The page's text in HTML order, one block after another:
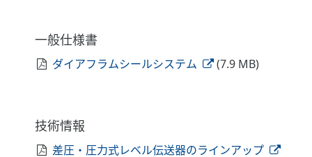
一般仕様書
ダイアフラムシールシステム (7.9 MB)
技術情報
差圧・圧力式レベル伝送器のラインアップ